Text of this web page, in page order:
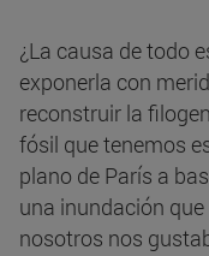
¿La causa de todo
exponerla con
reconstruir la
fósil que tenemos
plano de París a
una inundación
nosotros nos